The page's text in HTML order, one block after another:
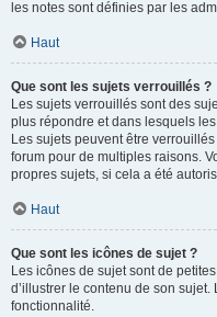
les notes sont définies par les
Haut
Que sont les sujets verrouillés ?
Les sujets verrouillés sont des
plus répondre et dans lesquels
Les sujets peuvent être
forum pour de multiples raisons.
propres sujets, si cela a été
Haut
Que sont les icônes de sujet ?
Les icônes de sujet sont de
d’illustrer le contenu de son
fonctionnalité.